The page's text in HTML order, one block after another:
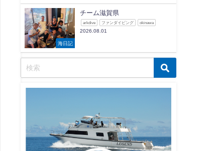
海日記
チーム滋賀県
arkdive ファンダイビング okinawa
2026.08.01